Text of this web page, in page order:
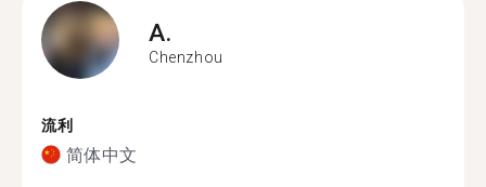
A.
Chenzhou
流利
简体中文